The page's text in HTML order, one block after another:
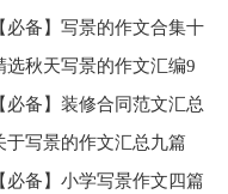
必备】写景的作文合集十
选秋天写景的作文汇编9
必备】装修合同范文汇总
于写景的作文汇总九篇
必备】小学写景作文四篇